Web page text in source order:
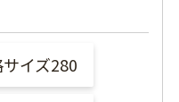
イズ280